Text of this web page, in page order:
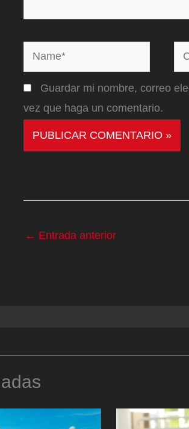
Name*
Guardar mi nombre, correo
vez que haga un comentario.
← Entrada anterior